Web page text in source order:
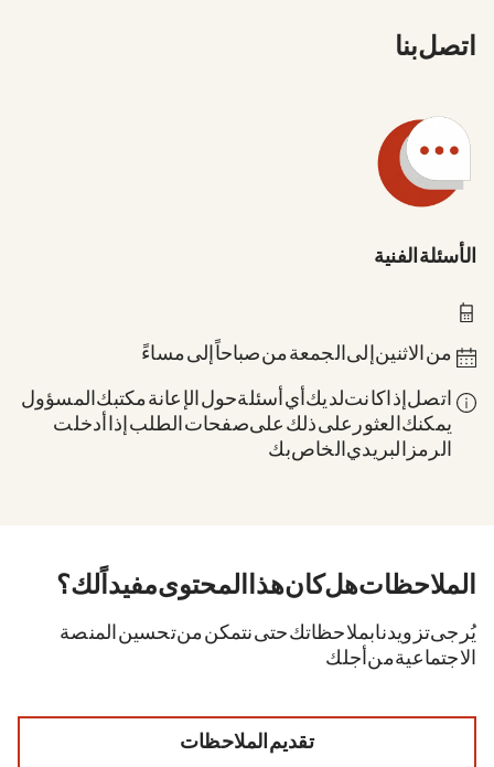
اتصل بنا
الأسئلة الفنية
من الاثنين إلى الجمعة من 8 صباحاً إلى 6 مساءً
اتصل إذا كانت لديك أي أسئلة حول الإعانة: مكتبك المسؤول.
يمكنك العثور على ذلك على صفحات الطلب إذا أدخلت
الرمز البريدي الخاص بك.
الملاحظات. هل كان هذا المحتوى مفيداً لك؟
يُرجى تزويدنا بملاحظاتك حتى نتمكن من تحسين المنصة
الاجتماعية من أجلك.
تقديم الملاحظات